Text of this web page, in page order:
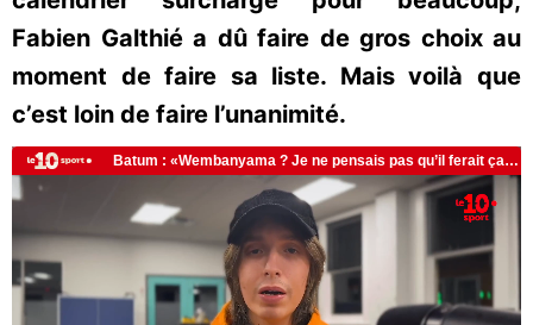
Fabien Galthié a dû faire de gros choix au
moment de faire sa liste. Mais voilà que
c’est loin de faire l’unanimité.